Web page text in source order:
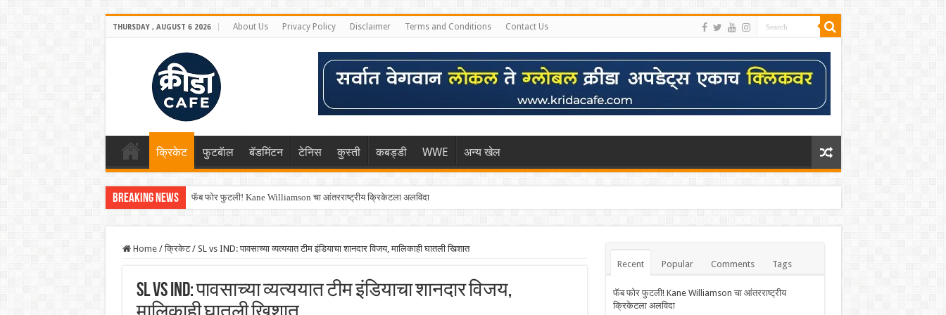
THURSDAY , AUGUST 6 2026 About Us Privacy Policy Disclaimer Terms and Conditions Contact Us
क्रिकेट फुटबॅाल बॅडमिंटन टेनिस कुस्ती कबड्डी WWE अन्य खेल
Breaking News फॅब फोर फुटली! Kane Williamson चा आंतरराष्ट्रीय क्रिकेटला अलविदा
Home / क्रिकेट / SL vs IND: पावसाच्या व्यत्ययात टीम इंडियाचा शानदार विजय, मालिकाही घातली खिशात
SL vs IND: पावसाच्या व्यत्ययात टीम इंडियाचा शानदार विजय,
Recent Popular Comments Tags
फॅब फोर फुटली! Kane Williamson चा आंतरराष्ट्रीय
क्रिकेटला अलविदा